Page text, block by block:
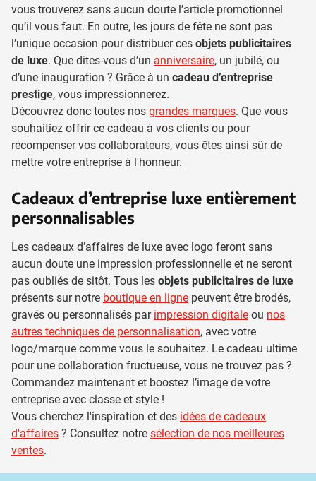
vous trouverez sans aucun doute l’article promotionnel
qu’il vous faut. En outre, les jours de fête ne sont pas
l’unique occasion pour distribuer ces objets publicitaires
de luxe. Que dites-vous d’un anniversaire, un jubilé, ou
d’une inauguration ? Grâce à un cadeau d’entreprise
prestige, vous impressionnerez.
Découvrez donc toutes nos grandes marques. Que vous
souhaitiez offrir ce cadeau à vos clients ou pour
récompenser vos collaborateurs, vous êtes ainsi sûr de
mettre votre entreprise à l'honneur.
Cadeaux d’entreprise luxe entièrement
personnalisables
Les cadeaux d’affaires de luxe avec logo feront sans
aucun doute une impression professionnelle et ne seront
pas oubliés de sitôt. Tous les objets publicitaires de luxe
présents sur notre boutique en ligne peuvent être brodés,
gravés ou personnalisés par impression digitale ou nos
autres techniques de personnalisation, avec votre
logo/marque comme vous le souhaitez. Le cadeau ultime
pour une collaboration fructueuse, vous ne trouvez pas ?
Commandez maintenant et boostez l’image de votre
entreprise avec classe et style !
Vous cherchez l'inspiration et des idées de cadeaux
d'affaires ? Consultez notre sélection de nos meilleures
ventes.